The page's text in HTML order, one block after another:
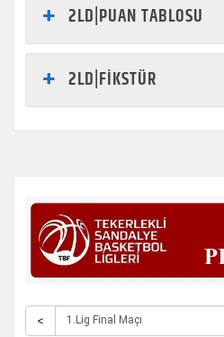
2LD|PUAN TABLOSU
2LD|FİKSTÜR
<